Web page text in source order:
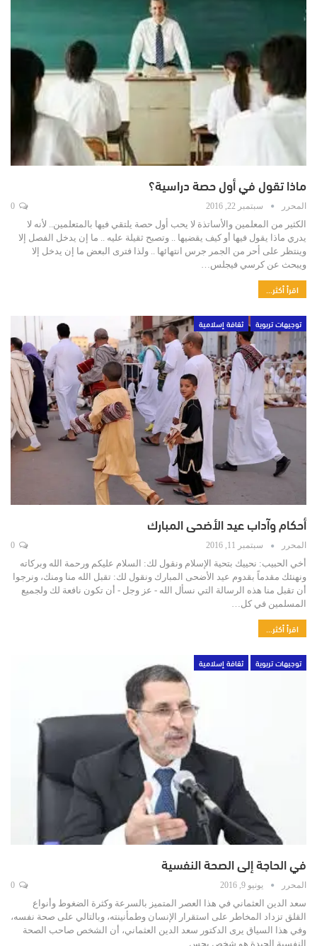
ﻣﺎﺫﺍ ﺗﻘﻮﻝ ﻓﻲ ﺃﻭﻝ ﺣﺼﺔ ﺩﺭﺍﺳﻴﺔ؟
المحرر سبتمبر 22, 2016
ﺍﻟﻜﺜﻴﺮ ﻣﻦ ﺍﻟﻤﻌﻠﻤﻴﻦ والأساتذة ﻻ ﻳﺤﺐ ﺃﻭﻝ ﺣﺼﺔ ﻳﻠﺘﻘﻲ ﻓﻴﻬﺎ بالمتعلمين.. ﻷﻧﻪ ﻻ
ﻳﺪﺭﻱ ماذا يقول فيها أو كيف ﻳﻘﻀﻴﻬﺎ .. ﻭﺗﺼﺒﺢ ﺛﻘﻴﻠﺔ ﻋﻠﻴﻪ .. ﻣﺎ ﺇﻥ ﻳﺪﺧﻞ ﺍﻟﻔﺼﻞ ﺇﻻ
ﻭﻳﻨﺘﻈﺮ ﻋﻠﻰ ﺃﺣﺮ ﻣﻦ ﺍﻟﺠﻤﺮ ﺟﺮﺱ ﺍﻧﺘﻬﺎﺋﻬﺎ .. ﻭﻟﺬﺍ ﻓﺘﺮﻯ ﺍﻟﺒﻌﺾ ﻣﺎ ﺇﻥ ﻳﺪﺧﻞ ﺇﻻ
ﻭﻳﺒﺤﺚ ﻋﻦ ﻛﺮﺳﻲ ﻓﻴﺠﻠﺲ…
اقرأ أكثر...
توجيهات تربوية ثقافة إسلامية
أحكام وآداب عيد الأضحى المبارك
المحرر سبتمبر 11, 2016
أخي الحبيب: نحييك بتحية الإسلام ونقول لك: السلام عليكم ورحمة الله وبركاته
ونهنئك مقدماً بقدوم عيد الأضحى المبارك ونقول لك: تقبل الله منا ومنك، ونرجوا
أن تقبل منا هذه الرسالة التي نسأل الله - عز وجل - أن تكون نافعة لك ولجميع
المسلمين في كل…
اقرأ أكثر...
توجيهات تربوية ثقافة إسلامية
في الحاجة إلى الصحة النفسية
المحرر يونيو 9, 2016
سعد الدين العثماني في هذا العصر المتميز بالسرعة وكثرة الضغوط وأنواع
القلق تزداد المخاطر على استقرار الإنسان وطمأنينته، وبالتالي على صحة نفسه،
وفي هذا السياق يرى الدكتور سعد الدين العثماني، أن الشخص صاحب الصحة
النفسية الجيدة هو شخص يحس…